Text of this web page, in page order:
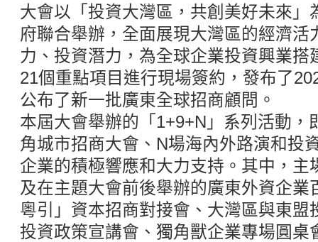
大會以「投資大灣區，共創美好未來」
府聯合舉辦，全面展現大灣區的經濟活
力、投資潛力，為全球企業投資興業搭
21個重點項目進行現場簽約，發布了
公布了新一批廣東全球招商顧問。
本屆大會舉辦的「1+9+N」系列活動，
角城市招商大會、N場海內外路演和投
企業的積極響應和大力支持。其中，主
及在主題大會前後舉辦的廣東外資企業
粵引」資本招商對接會、大灣區與東盟
投資政策宣講會、獨角獸企業專場圓桌